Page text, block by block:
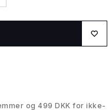
og 499 DKK for ikke-